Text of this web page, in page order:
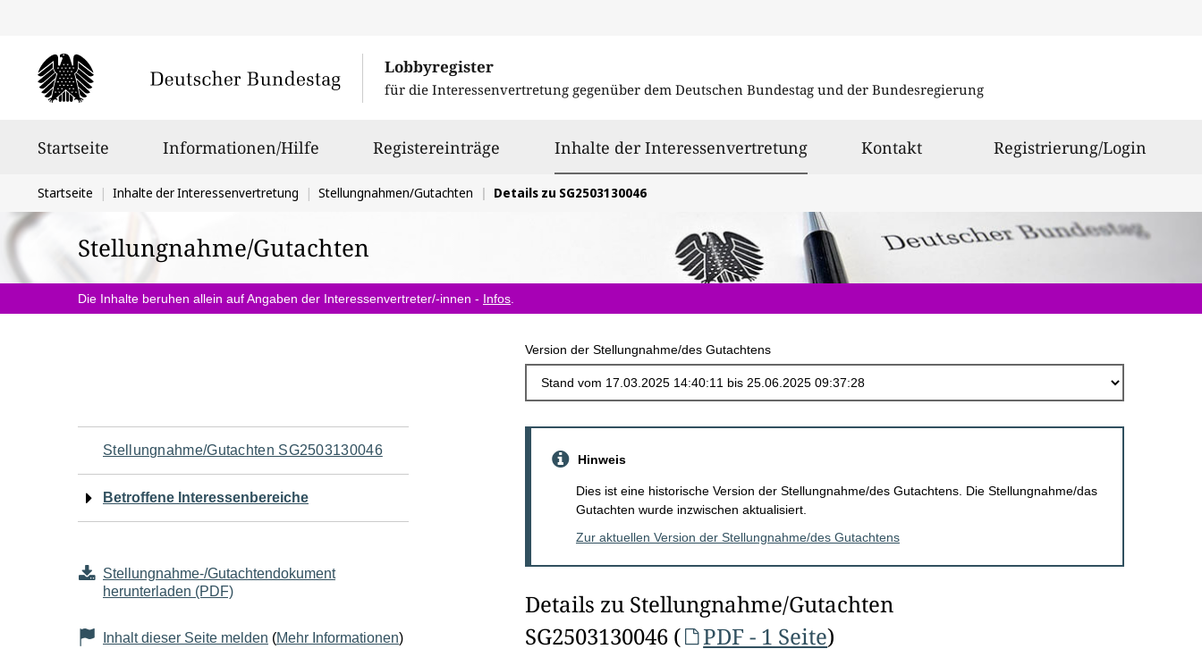
Lobbyregister
für die Interessenvertretung gegenüber dem Deutschen Bundestag und der Bundesregierung
Startseite Informationen/Hilfe Registereinträge Inhalte der Interessenvertretungausgewählt
Kontakt Registrierung/Login
Sie
befinden
sich
hier:
Startseite Inhalte der Interessenvertretung Stellungnahmen/Gutachten Details zu SG2503130046
Stellungnahme/Gutachten
Die Inhalte beruhen allein auf Angaben der Interessenvertreter/-innen - Infos
Version der Stellungnahme/des Gutachtens
Navigation
für
Seiteninhalt
Stellungnahme/Gutachten SG2503130046
Betroffene Interessenbereiche
Stellungnahme-/Gutachtendokument
herunterladen (PDF)
Inhalt dieser Seite melden (Mehr Informationen)
Hinweis
Dies ist eine historische Version der Stellungnahme/des Gutachtens. Die Stellungnahme/das
Gutachten wurde inzwischen aktualisiert.
Zur aktuellen Version der Stellungnahme/des Gutachtens
Details zu Stellungnahme/Gutachten
SG2503130046 (
PDF - 1 Seite)